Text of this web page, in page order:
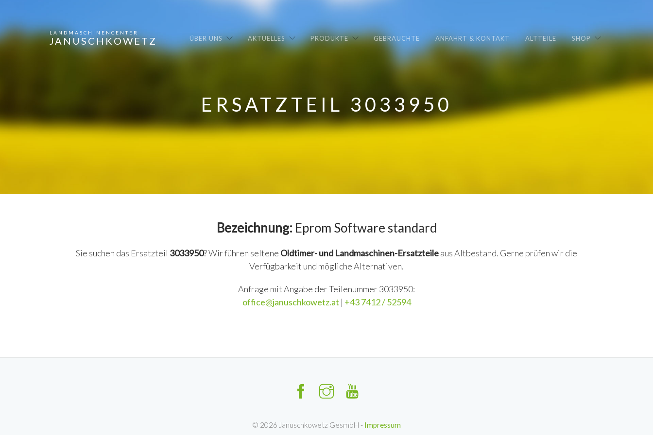
LANDMASCHINENCENTER
JANUSCHKOWETZ ÜBER UNS AKTUELLES PRODUKTE GEBRAUCHTE ANFAHRT & KONTAKT ALTTEILE SHOP
ERSATZTEIL 3033950
Bezeichnung: Eprom Software standard
Sie suchen das Ersatzteil 3033950? Wir führen seltene Oldtimer- und Landmaschinen-Ersatzteileaus Altbestand. Gerne prüfen wir die
Verfügbarkeit und mögliche Alternativen.
Anfrage mit Angabe der Teilenummer 3033950:
office@januschkowetz.at | +43 7412 / 52594
© 2026 Januschkowetz GesmbH - Impressum